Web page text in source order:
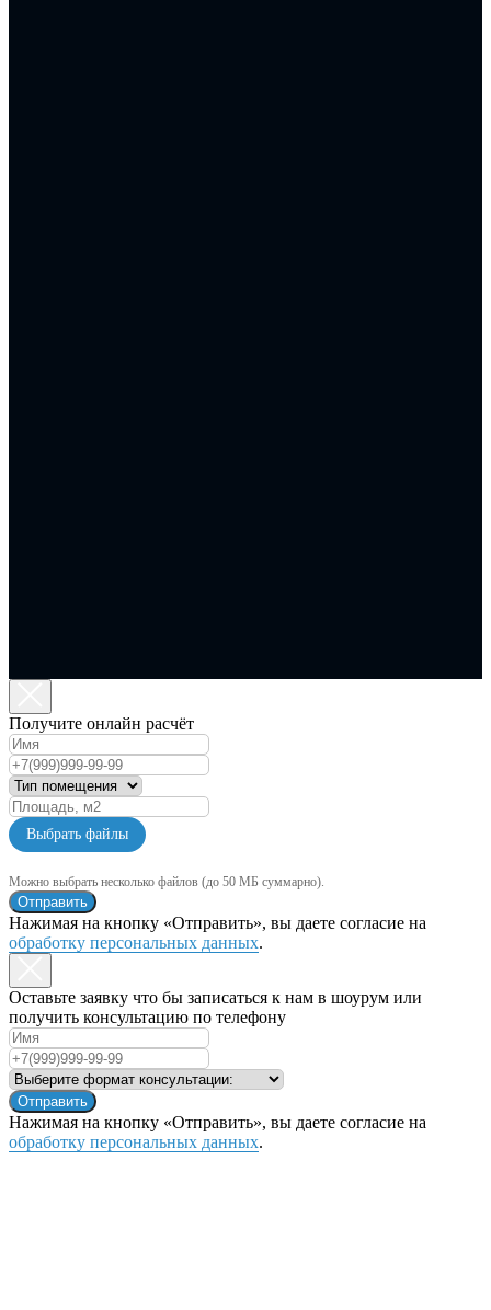
Получите онлайн расчёт
Выбрать файлы
Можно выбрать несколько файлов (до 50 МБ суммарно).
Отправить
Нажимая на кнопку «Отправить», вы даете согласие на
обработку персональных данных.
Оставьте заявку что бы записаться к нам в шоурум или
получить консультацию по телефону
Отправить
Нажимая на кнопку «Отправить», вы даете согласие на
обработку персональных данных.